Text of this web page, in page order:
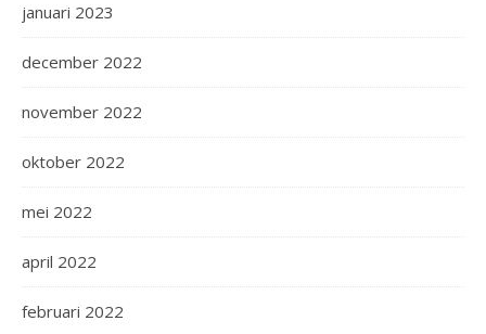
januari 2023
december 2022
november 2022
oktober 2022
mei 2022
april 2022
februari 2022